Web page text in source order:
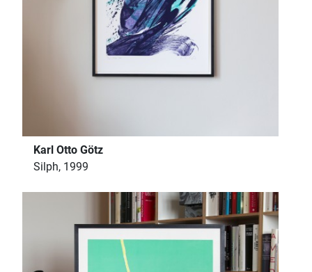
Karl Otto Götz
Silph, 1999